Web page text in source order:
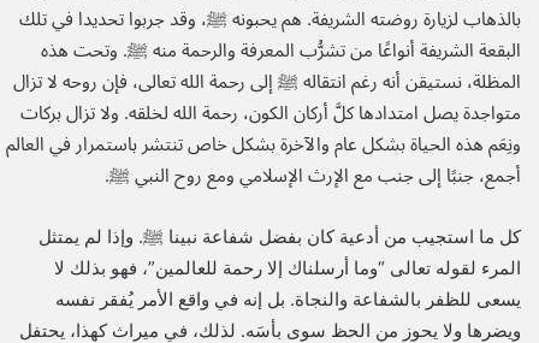
بالذهاب لزيارة روضته الشريفة. هم يحبونه ﷺ، وقد جربوا تحديدا في تلك
البقعة الشريفة أنواعًا من تشرُّب المعرفة والرحمة منه ﷺ. وتحت هذه
المظلة، نستيقن أنه رغم انتقاله ﷺ إلى رحمة الله تعالى، فإن روحه لا تزال
متواجدة يصل امتدادها كلَّ أركان الكون، رحمة الله لخلقه. ولا تزال بركات
ونِعَم هذه الحياة بشكل عام والآخرة بشكل خاص تنتشر باستمرار في العالم
أجمع، جنبًا إلى جنب مع الإرث الإسلامي ومع روح النبي ﷺ.
كل ما استجيب من أدعية كان بفضل شفاعة نبينا ﷺ. وإذا لم يمتثل
المرء لقوله تعالى “وما أرسلناك إلا رحمة للعالمين”، فهو بذلك لا
يسعى للظفر بالشفاعة والنجاة. بل إنه في واقع الأمر يُفقر نفسه
ويضرها ولا يحوز من الحظ سوى بأسَه. لذلك، في ميراث كهذا، يحتفل